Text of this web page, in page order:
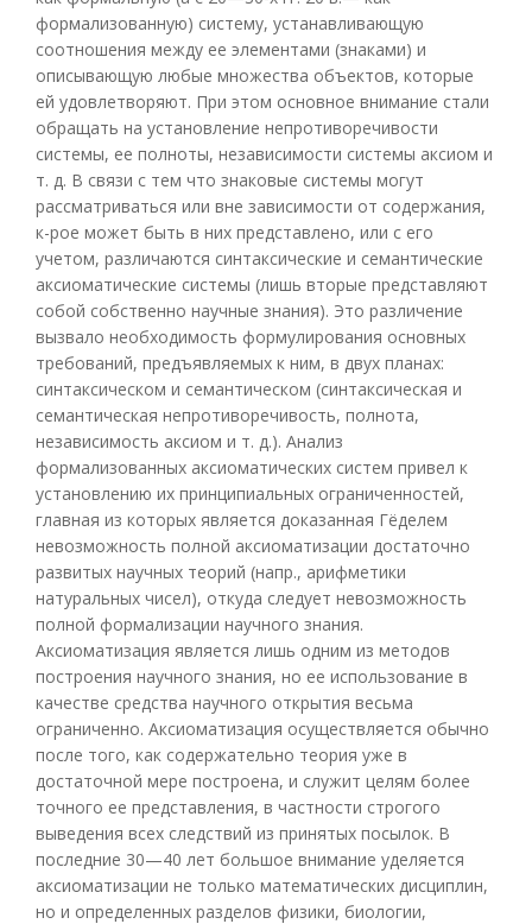
формализованную) систему, устанавливающую
соотношения между ее элементами (знаками) и
описывающую любые множества объектов, которые
ей удовлетворяют. При этом основное внимание стали
обращать на установление непротиворечивости
системы, ее полноты, независимости системы аксиом и
т. д. В связи с тем что знаковые системы могут
рассматриваться или вне зависимости от содержания,
к-рое может быть в них представлено, или с его
учетом, различаются синтаксические и семантические
аксиоматические системы (лишь вторые представляют
собой собственно научные знания). Это различение
вызвало необходимость формулирования основных
требований, предъявляемых к ним, в двух планах:
синтаксическом и семантическом (синтаксическая и
семантическая непротиворечивость, полнота,
независимость аксиом и т. д.). Анализ
формализованных аксиоматических систем привел к
установлению их принципиальных ограниченностей,
главная из которых является доказанная Гёделем
невозможность полной аксиоматизации достаточно
развитых научных теорий (напр., арифметики
натуральных чисел), откуда следует невозможность
полной формализации научного знания.
Аксиоматизация является лишь одним из методов
построения научного знания, но ее использование в
качестве средства научного открытия весьма
ограниченно. Аксиоматизация осуществляется обычно
после того, как содержательно теория уже в
достаточной мере построена, и служит целям более
точного ее представления, в частности строгого
выведения всех следствий из принятых посылок. В
последние 30—40 лет большое внимание уделяется
аксиоматизации не только математических дисциплин,
но и определенных разделов физики, биологии,